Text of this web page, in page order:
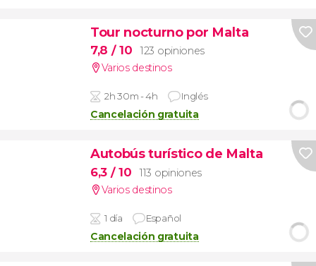
Tour nocturno por Malta
7,8 / 10
123 opiniones
Varios destinos
2h 30m - 4h Inglés
Cancelación gratuita
Autobús turístico de Malta
6,3 / 10
113 opiniones
Varios destinos
1 día Español
Cancelación gratuita